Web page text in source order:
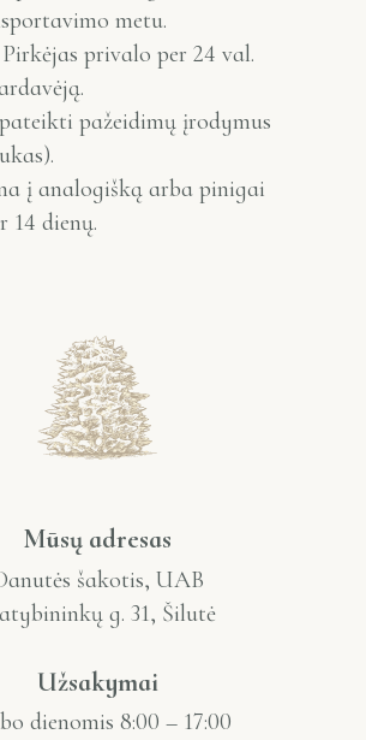
metu.
privalo per 24 val.
pažeidimų įrodymus
į analogišką arba pinigai
14 dienų.
Mūsų adresas
šakotis, UAB
g. 31, Šilutė
Užsakymai
dienomis 8:00 – 17:00